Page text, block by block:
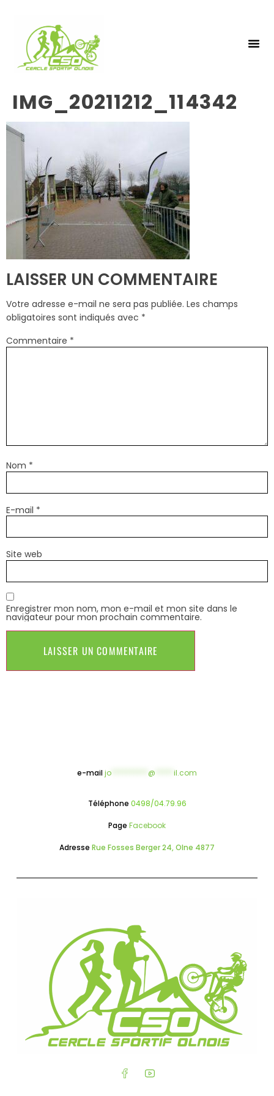
IMG_20211212_114342
LAISSER UN COMMENTAIRE
Votre adresse e-mail ne sera pas publiée. Les champs
obligatoires sont indiqués avec *
Commentaire *
Nom *
E-mail *
Site web
Enregistrer mon nom, mon e-mail et mon site dans le
navigateur pour mon prochain commentaire.
e-mailjo @ il.com
Téléphone 0498/04.79.96
Page Facebook
Adresse Rue Fosses Berger 24, Olne 4877